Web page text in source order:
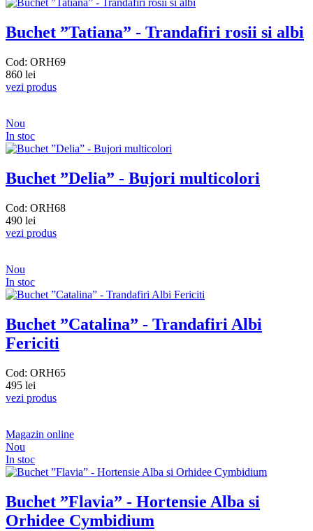
Buchet ”Tatiana” - Trandafiri rosii si albi
Cod: ORH69
860 lei
vezi produs
Nou
In stoc
Buchet ”Delia” - Bujori multicolori
Cod: ORH68
490 lei
vezi produs
Nou
In stoc
Buchet ”Catalina” - Trandafiri Albi
Fericiti
Cod: ORH65
495 lei
vezi produs
Magazin online
Nou
In stoc
Buchet ”Flavia” - Hortensie Alba si
Orhidee Cymbidium